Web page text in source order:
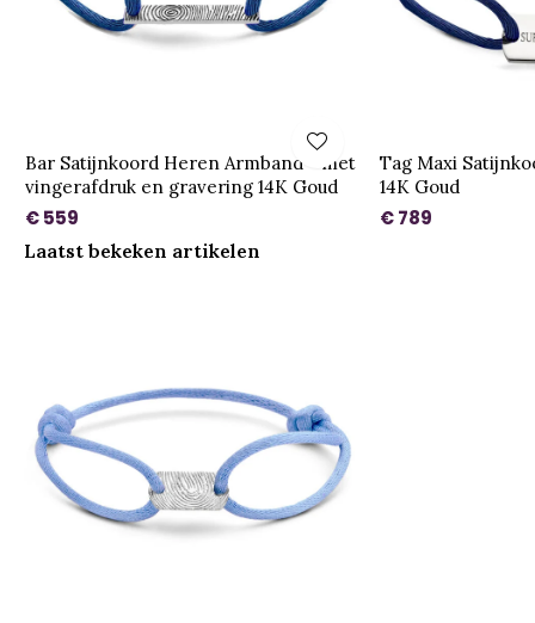
Bar Satijnkoord Heren Armband - met
vingerafdruk en gravering 14K Goud
€ 559
Tag Maxi
14K Goud
€ 789
Laatst bekeken artikelen